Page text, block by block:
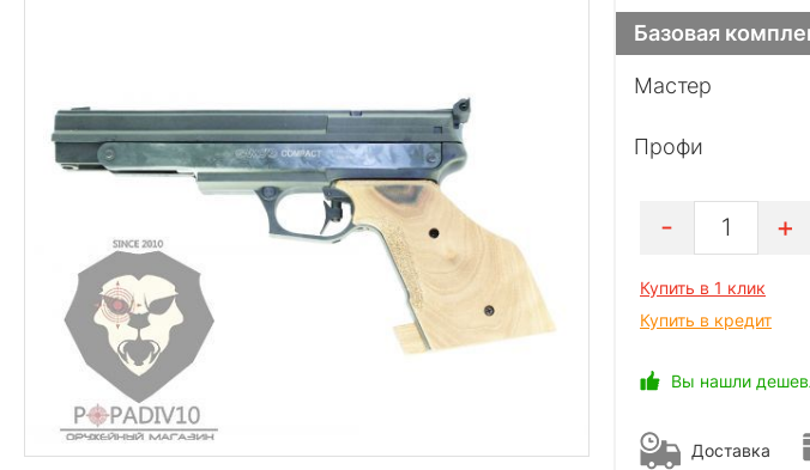
Базовая
Мастер
Профи
1
Купить в 1 клик
Купить в кредит
Вы нашли
Доставка